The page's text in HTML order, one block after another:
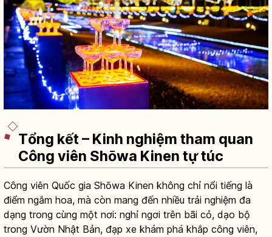
Tổng kết – Kinh nghiệm tham quan
Công viên Shōwa Kinen tự túc
Công viên Quốc gia Shōwa Kinen không chỉ nổi tiếng là
điểm ngắm hoa, mà còn mang đến nhiều trải nghiệm đa
dạng trong cùng một nơi: nghỉ ngơi trên bãi cỏ, dạo bộ
trong Vườn Nhật Bản, đạp xe khám phá khắp công viên,